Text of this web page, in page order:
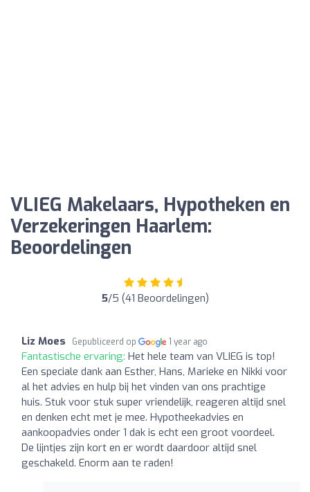
VLIEG Makelaars, Hypotheken en
Verzekeringen Haarlem:
Beoordelingen
5/5 (41 Beoordelingen)
Liz Moes Gepubliceerd op 1 year ago
Fantastische ervaring: Het hele team van VLIEG is top!
Een speciale dank aan Esther, Hans, Marieke en Nikki voor
al het advies en hulp bij het vinden van ons prachtige
huis. Stuk voor stuk super vriendelijk, reageren altijd snel
en denken echt met je mee. Hypotheekadvies en
aankoopadvies onder 1 dak is echt een groot voordeel.
De lijntjes zijn kort en er wordt daardoor altijd snel
geschakeld. Enorm aan te raden!